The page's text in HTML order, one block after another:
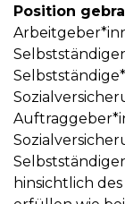
Position
hinsichtlich